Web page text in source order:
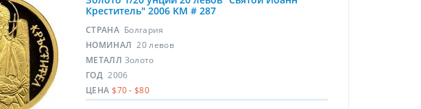
Креститель" 2006 KM # 287
СТРАНА Болгария
НОМИНАЛ 20 левов
МЕТАЛЛ Золото
ГОД 2006
ЦЕНА $70 - $80